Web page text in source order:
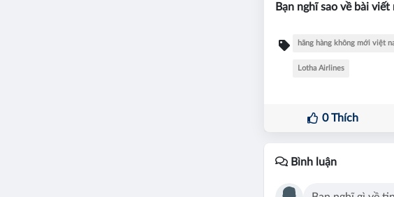
Bạn nghĩ sao về bài viết
hãng hàng không mới việt
Lotha Airlines
0Thích
Bình luận